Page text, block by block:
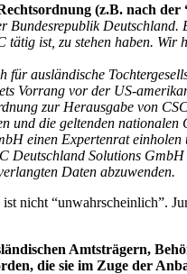
(z.B. nach der
ist, zu stehen haben.
ausländische
Vorrang vor der US-
zur Herausgabe von
die geltenden
einen Expertenrat
Deutschland Solutions
Daten abzuwenden.
“unwahrscheinlich”.
Amtsträgern,
die sie im Zuge der